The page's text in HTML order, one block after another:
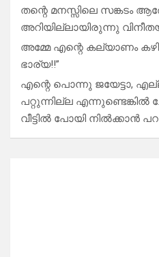
തന്റെ മനസ്സിലെ സങ്കടം
അറിയില്ലായിരുന്നു
അമ്മേ എന്റെ കല്യാണം
ഭാര്യ!!”
എന്റെ പൊന്നു ജയേട്ടാ,
പറ്റുന്നില്ല എന്നുണ്ടെങ്കിൽ
വീട്ടിൽ പോയി നിൽക്കാൻ